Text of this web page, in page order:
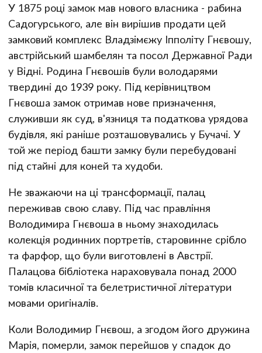
У 1875 році замок мав нового власника - рабина
Садогурського, але він вирішив продати цей
замковий комплекс Владзімєжу Іпполіту Гнєвошу,
австрійський шамбелян та посол Державної Ради
у Відні. Родина Гнєвошів були володарями
твердині до 1939 року. Під керівництвом
Гнєвоша замок отримав нове призначення,
служивши як суд, в'язниця та податкова урядова
будівля, які раніше розташовувались у Бучачі. У
той же період башти замку були перебудовані
під стайні для коней та худоби.
Не зважаючи на ці трансформації, палац
переживав свою славу. Під час правління
Володимира Гнєвоша в ньому знаходилась
колекція родинних портретів, старовинне срібло
та фарфор, що були виготовлені в Австрії.
Палацова бібліотека нараховувала понад 2000
томів класичної та белетристичної літератури
мовами оригіналів.
Коли Володимир Гнєвош, а згодом його дружина
Марія, померли, замок перейшов у спадок до